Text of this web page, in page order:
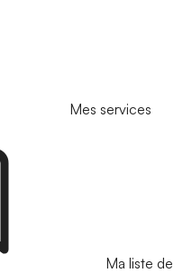
Mes services
Ma liste de